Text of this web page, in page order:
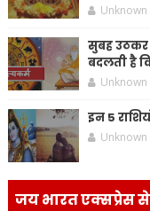
Unknown
सुबह उठकर
बदलती है
Unknown
इन 5
Unknown
जय भारत एक्सप्रेस